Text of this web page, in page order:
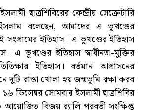
ইসলামী ছাত্রশিবিরের কেন্দ্রীয় সেক্রেটারি
বলেছেন, আমাদের এ ভূখণ্ডের
সংগ্রামের ইতিহাস। এ ভূখণ্ডের ইতিহাস
এ ভূখণ্ডের ইতিহাস স্বাধীনতা-মুক্তির
ইতিহাস। বর্তমান আগ্রাসনের
দুটি রাস্তা খোলা হয় জন্মভূমি রক্ষা করব
ডিসেম্বর সোমবার ইসলামী ছাত্রশিবির
আয়োজিত বিজয় র‌্যালি-পরবর্তী সংক্ষিপ্ত